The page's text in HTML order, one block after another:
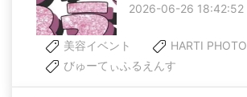
2026-06-26 18:42:52
美容イベント
HARTI PHOTO
びゅーてぃふるえんす